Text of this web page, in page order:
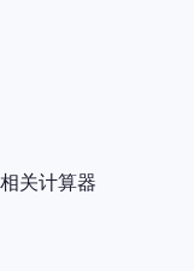
相关计算器